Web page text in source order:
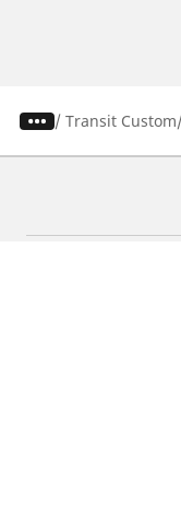
/ Transit Custom